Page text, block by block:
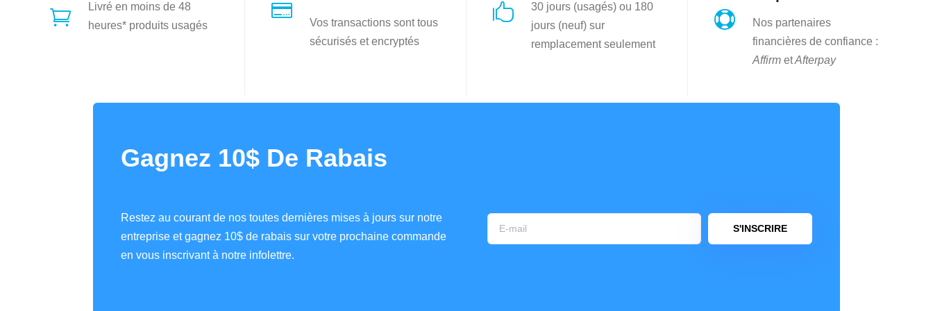

Livré en moins de 48
heures* produits usagés

Vos transactions sont tous
sécurisés et encryptés

30 jours (usagés) ou 180
jours (neuf) sur
remplacement seulement

Nos partenaires
financières de confiance :
Affirm etAfterpay
Gagnez 10$ De Rabais
Restez au courant de nos toutes dernières mises à jours sur notre
entreprise et gagnez 10$ de rabais sur votre prochaine commande
en vous inscrivant à notre infolettre.
S'INSCRIRE